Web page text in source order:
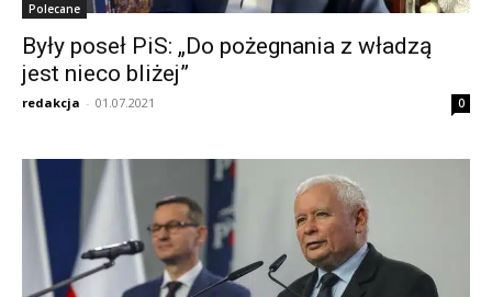
Polecane
Były poseł PiS: „Do pożegnania z władzą
jest nieco bliżej”
redakcja - 01.07.2021 0